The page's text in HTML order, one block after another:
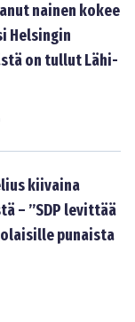
nainen kokee
Helsingin
on tullut Lähi-
kiivaina
– ”SDP levittää
punaista